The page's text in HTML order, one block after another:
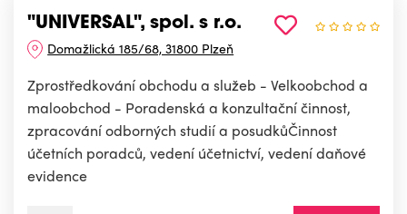
"UNIVERSAL", spol. s r.o.
Domažlická 185/68, 31800 Plzeň
Zprostředkování obchodu a služeb - Velkoobchod a
maloobchod - Poradenská a konzultační činnost,
zpracování odborných studií a posudkůČinnost
účetních poradců, vedení účetnictví, vedení daňové
evidence